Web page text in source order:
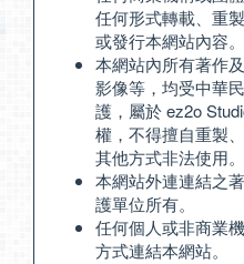
任何形式轉載、重
或發行本網站內容。
本網站內所有著作
影像等，均受中華
護，屬於 ez2o
權，不得擅自重製
其他方式非法使用。
本網站外連連結之
護單位所有。
任何個人或非商業
方式連結本網站。